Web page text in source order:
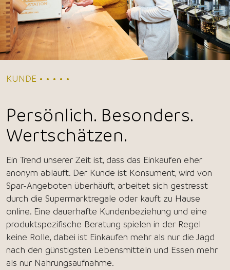
KUNDE • • • • •
Persönlich. Besonders.
Wertschätzen.
Ein Trend unserer Zeit ist, dass das Einkaufen eher
anonym abläuft. Der Kunde ist Konsument, wird von
Spar-Angeboten überhäuft, arbeitet sich gestresst
durch die Supermarktregale oder kauft zu Hause
online. Eine dauerhafte Kundenbeziehung und eine
produktspezifische Beratung spielen in der Regel
keine Rolle, dabei ist Einkaufen mehr als nur die Jagd
nach den günstigsten Lebensmitteln und Essen mehr
als nur Nahrungsaufnahme.